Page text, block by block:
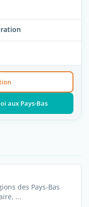
aux Pays-Bas
des Pays-Bas
...